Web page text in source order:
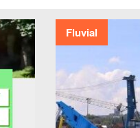
Fluvial